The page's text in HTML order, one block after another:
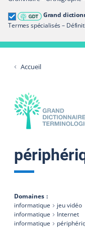
Grand
Termes spécialisés –
Accueil
Domaines
informatique
jeu vidéo
informatique
Internet
informatique